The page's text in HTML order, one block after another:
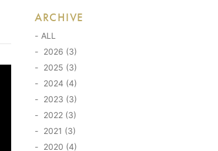
ARCHIVE
ALL
2026 (3)
2025 (3)
2024 (4)
2023 (3)
2022 (3)
2021 (3)
2020 (4)